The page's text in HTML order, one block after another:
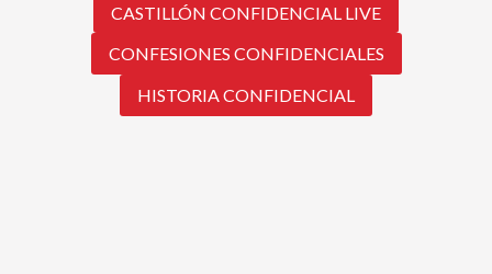
CASTILLÓN CONFIDENCIAL LIVE
CONFESIONES CONFIDENCIALES
HISTORIA CONFIDENCIAL